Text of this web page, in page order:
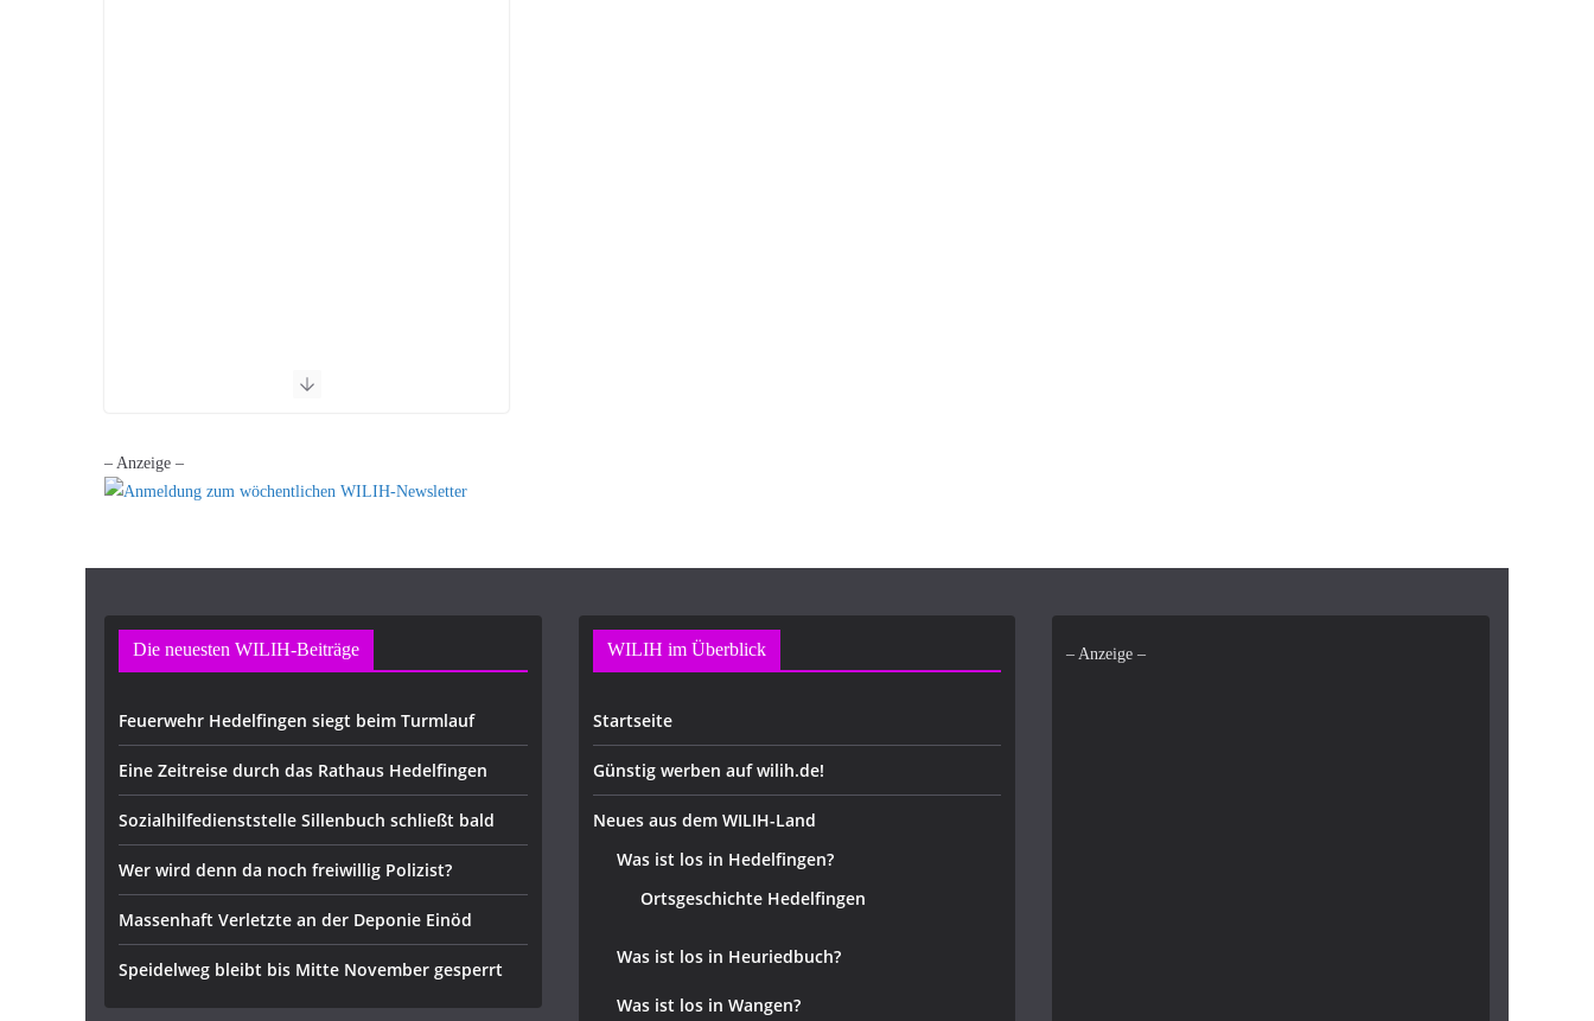
– Anzeige –
Die neuesten WILIH-Beiträge
Feuerwehr Hedelfingen siegt beim Turmlauf
Eine Zeitreise durch das Rathaus Hedelfingen
Sozialhilfedienststelle Sillenbuch schließt bald
Wer wird denn da noch freiwillig Polizist?
Massenhaft Verletzte an der Deponie Einöd
Speidelweg bleibt bis Mitte November gesperrt
WILIH im Überblick
Startseite
Günstig werben auf wilih.de!
Neues aus dem WILIH-Land
Was ist los in Hedelfingen?
Ortsgeschichte Hedelfingen
Was ist los in Heuriedbuch?
Was ist los in Wangen?
– Anzeige –